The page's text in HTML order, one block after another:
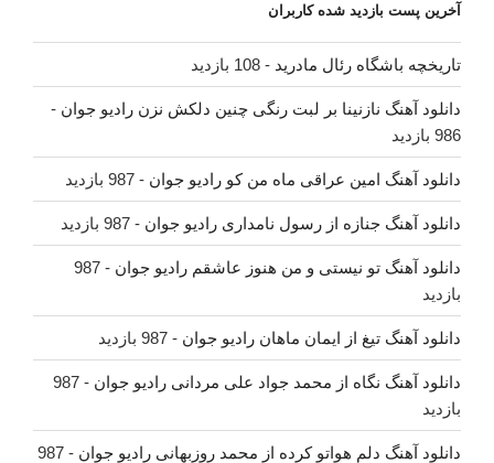
آخرین پست بازدید شده کاربران
تاریخچه باشگاه رئال مادرید - 108 بازدید
دانلود آهنگ نازنینا بر لبت رنگی چنین دلکش نزن رادیو جوان -
986 بازدید
دانلود آهنگ امین عراقی ماه من کو رادیو جوان - 987 بازدید
دانلود آهنگ جنازه از رسول نامداری رادیو جوان - 987 بازدید
دانلود آهنگ تو نیستی و من هنوز عاشقم رادیو جوان
- 987
بازدید
دانلود آهنگ تیغ از ایمان ماهان رادیو جوان - 987 بازدید
دانلود آهنگ نگاه از محمد جواد علی مردانی رادیو جوان
- 987
بازدید
دانلود آهنگ دلم هواتو کرده از محمد روزبهانی رادیو جوان
- 987